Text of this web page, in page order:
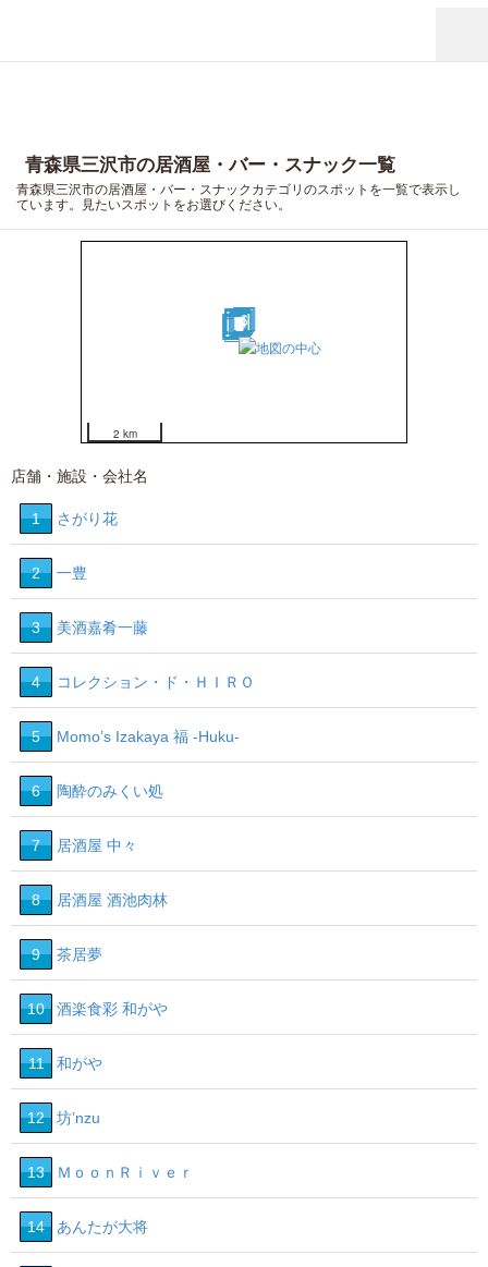
青森県三沢市の居酒屋・バー・スナック一覧
青森県三沢市の居酒屋・バー・スナックカテゴリのスポットを一覧で表示し
ています。見たいスポットをお選びください。
1
23
4
56
7
8
9
10
11
12
13
14
15
16
17
18
19
20
2 km
店舗・施設・会社名
1 さがり花
2 一豊
3 美酒嘉肴一藤
4 コレクション・ド・ＨＩＲＯ
5 Momo’s Izakaya 福 -Huku-
6 陶酔のみくい処
7 居酒屋 中々
8 居酒屋 酒池肉林
9 茶居夢
10 酒楽食彩 和がや
11 和がや
12 坊’nzu
13 ＭｏｏｎＲｉｖｅｒ
14 あんたが大将